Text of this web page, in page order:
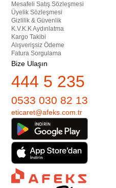
Mesafeli Satış Sözleşmesi
Üyelik Sözleşmesi
Gizlilik & Güvenlik
K.V.K.K Aydınlatma
Kargo Takibi
Alışverişsiz Ödeme
Fatura Sorgulama
Bize Ulaşın
444 5 235
0533 030 82 13
eticaret@afeks.com.tr